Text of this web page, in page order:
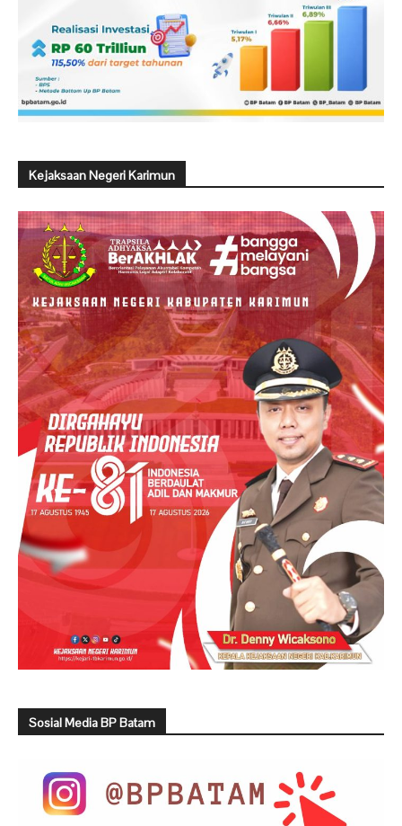
Kejaksaan Negeri Karimun
Sosial Media BP Batam